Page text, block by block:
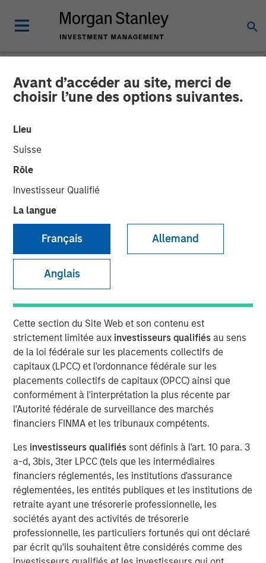
Avant d’accéder au site, merci de
choisir l’une des options suivantes.
Lieu
Suisse
Rôle
Investisseur Qualifié
La langue
Français Allemand
Anglais
Cette section du Site Web et son contenu est
strictement limitée aux investisseurs qualifiésau sens
de la loi fédérale sur les placements collectifs de
capitaux (LPCC) et l'ordonnance fédérale sur les
placements collectifs de capitaux (OPCC) ainsi que
conformément à l'interprétation la plus récente par
l'Autorité fédérale de surveillance des marchés
financiers FINMA et les tribunaux compétents.
Les investisseurs qualifiés sont définis à l'art. 10 para. 3
a-d, 3bis, 3ter LPCC (tels que les intermédiaires
financiers réglementés, les institutions d'assurance
réglementées, les entités publiques et les institutions de
retraite ayant une trésorerie professionnelle, les
sociétés ayant des activités de trésorerie
professionnelle, les particuliers fortunés qui ont déclaré
par écrit qu'ils souhaitent être considérés comme des
NEWSROOM
Morgan Stanley Private
Equity Completes
Acquisition of Majority
Stake in Learning Care
Group, Inc.
NEW YORK — Jun 26, 2008
Morgan Stanley Private Equity today announced that it
has completed its previously signed agreement to acquire
a 60 percent stake in Learning Care Group, the U.S.
subsidiary of A.B.C. Learning Centres Limited (“ABC”). The
transaction, announced on April 22, values 100 percent
of Learning Care Group at $700 million.
Learning Care Group, a leader in the early education and
childcare industry, represents the third U.S. investment for
Morgan Stanley Private Equity, with other deals including
the acquisition of Tops Markets and an investment in
McKechnie Aerospace.
Michael Ryder, Executive Director of Morgan Stanley
Private Equity, said, “We are pleased to complete this
transaction in a timely manner, and we intend to work